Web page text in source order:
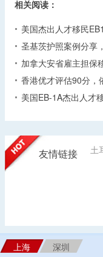
相关阅读：
美国杰出人才移民
圣基茨护照案例分享
加拿大安省雇主担保
香港优才评估90分，
美国EB-1A杰出人才
友情链接 土
上海
深圳